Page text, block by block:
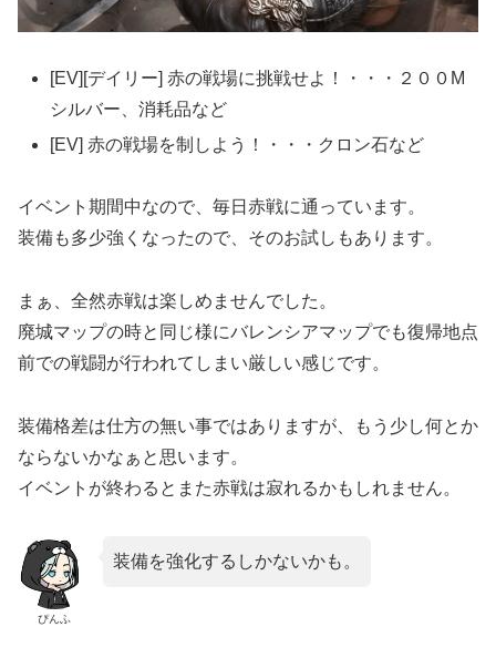
[EV][デイリー] 赤の戦場に挑戦せよ！・・・２００M
シルバー、消耗品など
[EV] 赤の戦場を制しよう！・・・クロン石など
イベント期間中なので、毎日赤戦に通っています。
装備も多少強くなったので、そのお試しもあります。
まぁ、全然赤戦は楽しめませんでした。
廃城マップの時と同じ様にバレンシアマップでも復帰地点
前での戦闘が行われてしまい厳しい感じです。
装備格差は仕方の無い事ではありますが、もう少し何とか
ならないかなぁと思います。
イベントが終わるとまた赤戦は寂れるかもしれません。
ぴんふ
装備を強化するしかないかも。